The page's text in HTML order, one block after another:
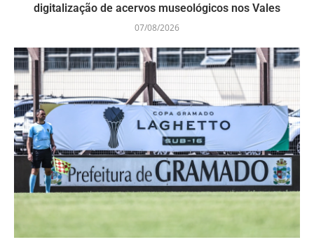
digitalização de acervos museológicos nos Vales
07/08/2026